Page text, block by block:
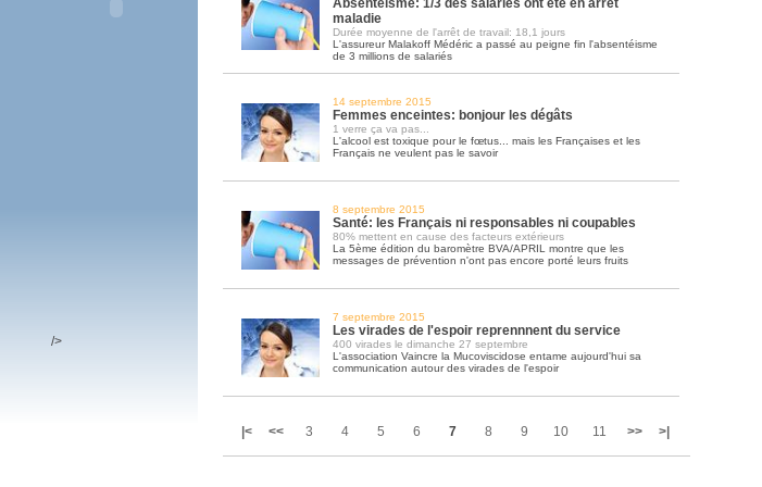
Absentéisme: 1/3 des salariés ont été en arrêt
maladie
Durée moyenne de l'arrêt de travail: 18,1 jours
L'assureur Malakoff Médéric a passé au peigne fin l'absentéisme
de 3 millions de salariés
14 septembre 2015
Femmes enceintes: bonjour les dégâts
1 verre ça va pas...
L'alcool est toxique pour le fœtus... mais les Françaises et les
Français ne veulent pas le savoir
8 septembre 2015
Santé: les Français ni responsables ni coupables
80% mettent en cause des facteurs extérieurs
La 5ème édition du baromètre BVA/APRIL montre que les
messages de prévention n'ont pas encore porté leurs fruits
7 septembre 2015
Les virades de l'espoir reprennnent du service
400 virades le dimanche 27 septembre
L'association Vaincre la Mucoviscidose entame aujourd'hui sa
communication autour des virades de l'espoir
|< << 3 4 5 6 7 8 9 10 11 >> >|
/>